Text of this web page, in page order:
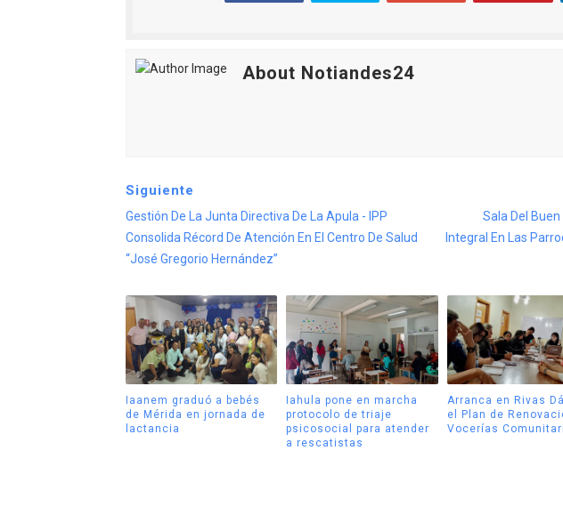
About Notiandes24
Siguiente
Gestión De La Junta Directiva De La Apula - IPP
Consolida Récord De Atención En El Centro De Salud
“José Gregorio Hernández”
Sala Del
Integral En Las
Iaanem graduó a bebés
de Mérida en jornada de
lactancia
Iahula pone en marcha
protocolo de triaje
psicosocial para atender
a rescatistas
Arranca en Rivas
el Plan de
Vocerías